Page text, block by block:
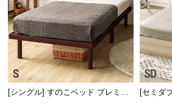
宮棚の内寸
横幅 奥行き
約98㎝ 約13㎝
[シングル] すのこベッド プレミア
[セミダ